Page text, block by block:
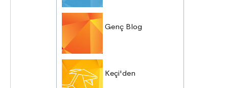
Genç Blog
Keçi'den